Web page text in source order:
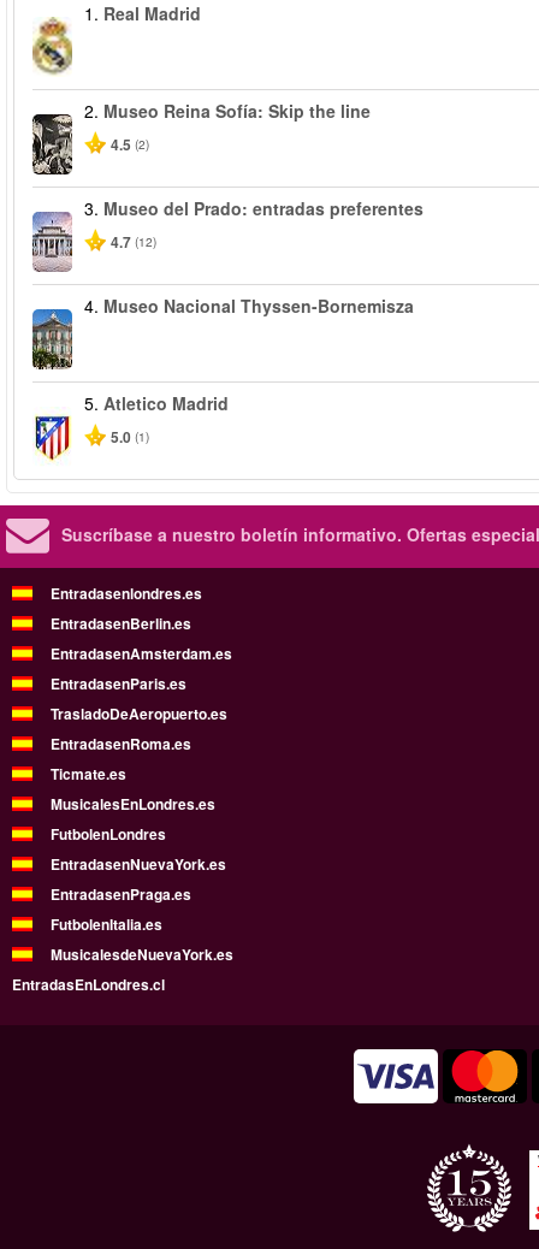
1. Real Madrid
2. Museo Reina Sofía: Skip the line
4.5 (2)
3. Museo del Prado: entradas preferentes
4.7 (12)
4. Museo Nacional Thyssen-Bornemisza
5. Atletico Madrid
5.0 (1)
Suscríbase a nuestro boletín informativo. Ofertas
Entradasenlondres.es
EntradasenBerlin.es
EntradasenAmsterdam.es
EntradasenParis.es
TrasladoDeAeropuerto.es
EntradasenRoma.es
Ticmate.es
MusicalesEnLondres.es
FutbolenLondres
EntradasenNuevaYork.es
EntradasenPraga.es
FutbolenItalia.es
MusicalesdeNuevaYork.es
EntradasEnLondres.cl